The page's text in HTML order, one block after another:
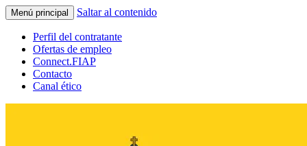
Menú principal Saltar al contenido
Perfil del contratante
Ofertas de empleo
Connect.FIAP
Contacto
Canal ético